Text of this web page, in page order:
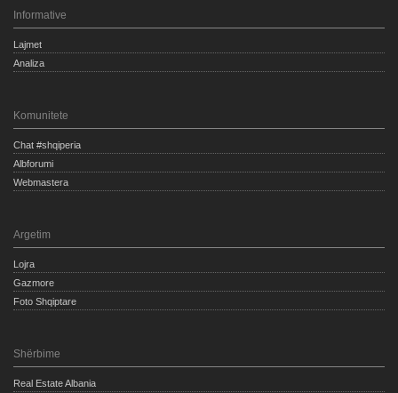
Informative
Lajmet
Analiza
Komunitete
Chat #shqiperia
Albforumi
Webmastera
Argetim
Lojra
Gazmore
Foto Shqiptare
Shërbime
Real Estate Albania